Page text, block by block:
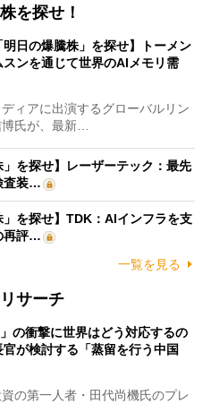
を探せ！
明日の爆騰株」を探せ】トーメン
ンを通じて世界のAIメモリ需
ィアに出演するグローバルリン
博氏が、最新…
」を探せ】レーザーテック：最先
査装…
」を探せ】TDK：AIインフラを支
再評…
一覧を見る
サーチ
の衝撃に世界はどう対応するの
が検討する「蒸留を行う中国
の第一人者・田代尚機氏のプレ